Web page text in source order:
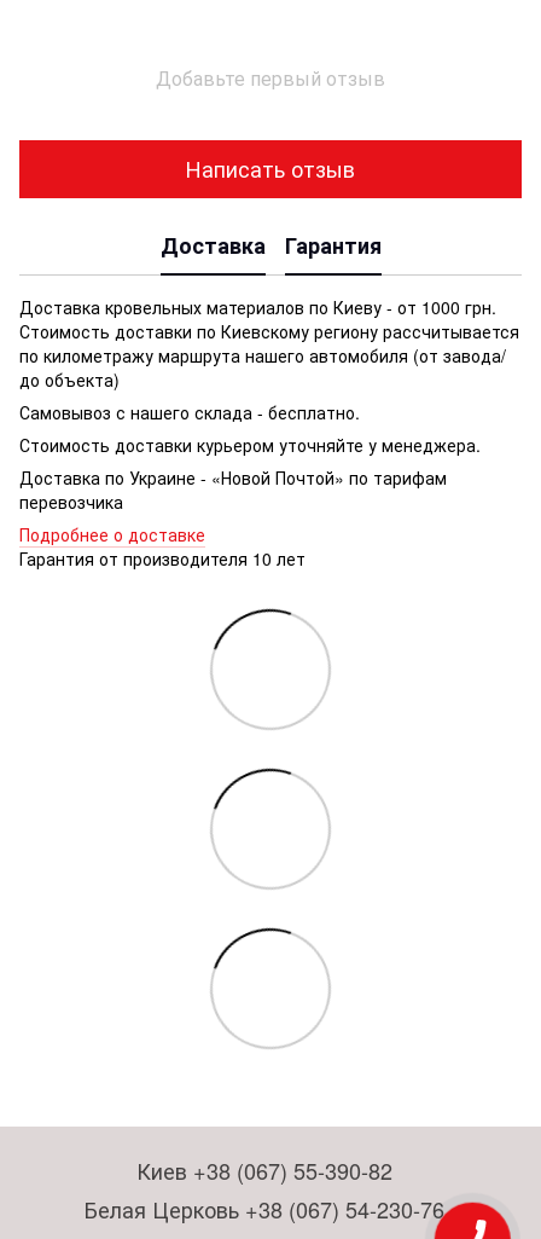
Добавьте первый отзыв
Написать отзыв
Доставка Гарантия
Доставка кровельных материалов по Киеву - от 1000 грн.
Стоимость доставки по Киевскому региону рассчитывается
по километражу маршрута нашего автомобиля (от завода/
до объекта)
Самовывоз с нашего склада - бесплатно.
Стоимость доставки курьером уточняйте у менеджера.
Доставка по Украине - «Новой Почтой» по тарифам
перевозчика
Подробнее о доставке
Гарантия от производителя 10 лет
Киев +38 (067) 55-390-82
Белая Церковь +38 (067) 54-230-76